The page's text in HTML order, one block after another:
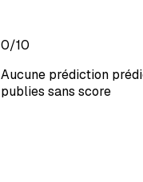
0/10
Aucune prédiction
publies sans score